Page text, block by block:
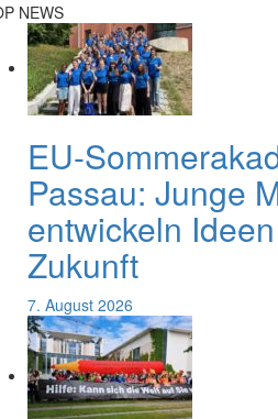
NEWS
EU-
Passau: Junge
entwickeln
Zukunft
7. August 2026